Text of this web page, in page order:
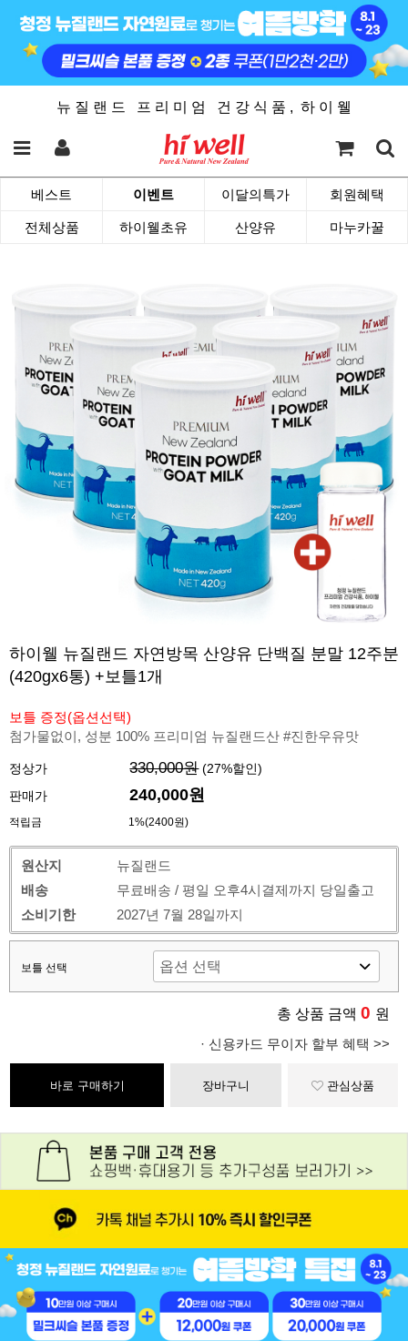
뉴 질 랜 드 프 리 미 엄 건 강 식 품 , 하 이 웰
베스트 이벤트 이달의특가 회원혜택
전체상품 하이웰초유 산양유 마누카꿀
하이웰 뉴질랜드 자연방목 산양유 단백질 분말 12주분
(420gx6통) +보틀1개
보틀 증정(옵션선택)
첨가물없이, 성분 100% 프리미엄 뉴질랜드산 #진한우유맛
정상가 330,000원 (27%할인)
판매가
240,000원
적립금 1%(2400원)
원산지
뉴질랜드
배송
무료배송 / 평일 오후4시결제까지 당일출고
소비기한
2027년 7월 28일까지
보틀 선택
총 상품 금액 0 원
· 신용카드 무이자 할부 혜택 >>
바로 구매하기 장바구니 관심상품